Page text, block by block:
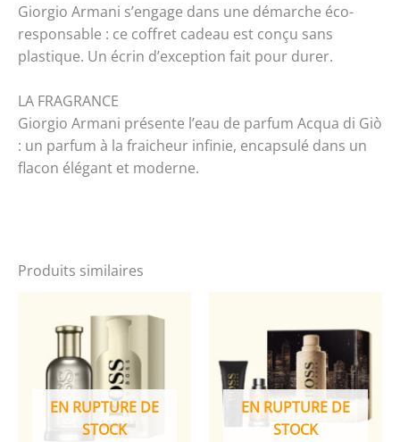
Giorgio Armani s’engage dans une démarche éco-
responsable : ce coffret cadeau est conçu sans
plastique. Un écrin d’exception fait pour durer.
LA FRAGRANCE
Giorgio Armani présente l’eau de parfum Acqua di Giò
: un parfum à la fraicheur infinie, encapsulé dans un
flacon élégant et moderne.
Produits similaires
EN RUPTURE DE
STOCK
EN RUPTURE DE
STOCK